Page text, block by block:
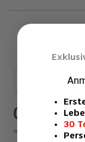
0
Based On
30